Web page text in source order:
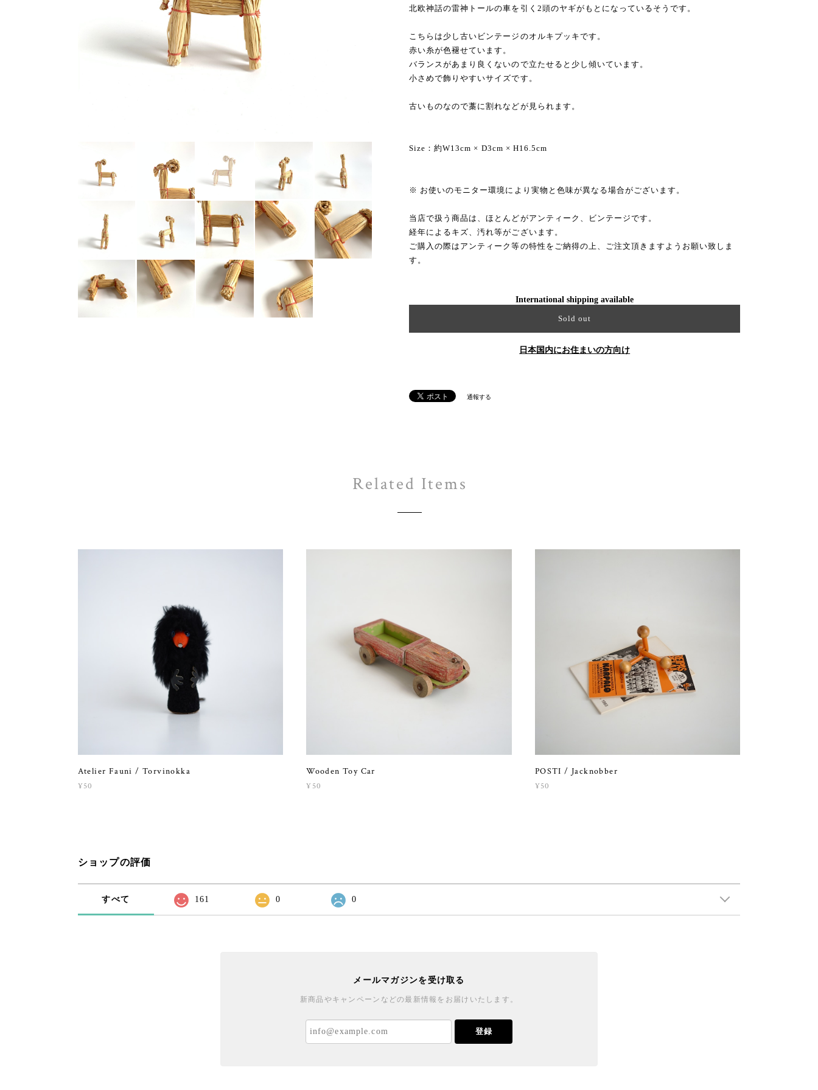
北欧神話の雷神トールの車を引く2頭のヤギがもとになっているそうです。
こちらは少し古いビンテージのオルキプッキです。
赤い糸が色褪せています。
バランスがあまり良くないので立たせると少し傾いています。
小さめで飾りやすいサイズです。
古いものなので藁に割れなどが見られます。
Size：約W13cm × D3cm × H16.5cm
※ お使いのモニター環境により実物と色味が異なる場合がございます。
当店で扱う商品は、ほとんどがアンティーク、ビンテージです。
経年によるキズ、汚れ等がございます。
ご購入の際はアンティーク等の特性をご納得の上、ご注文頂きますようお願い致しま
す。
International shipping available
Sold out
日本国内にお住まいの方向け
通報する
Related Items
Atelier Fauni / Torvinokka
¥50
Wooden Toy Car
¥50
POSTI / Jacknobber
¥50
ショップの評価
すべて 161 0 0
メールマガジンを受け取る
新商品やキャンペーンなどの最新情報をお届けいたします。
登録